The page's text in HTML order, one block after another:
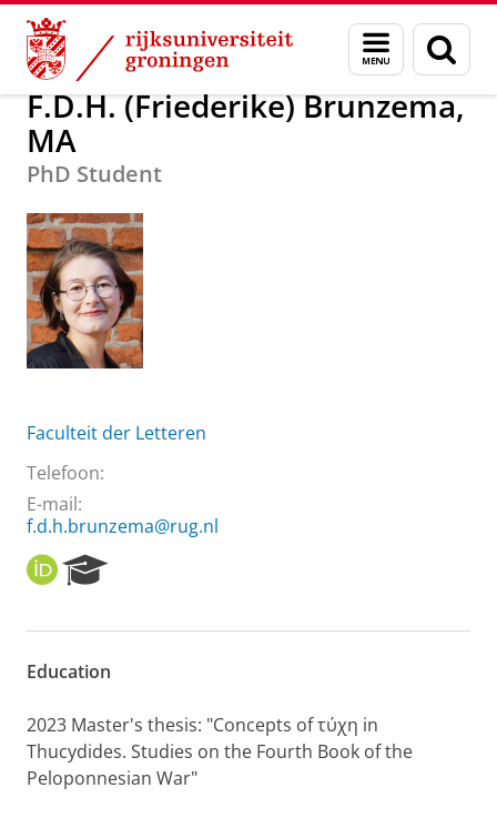
Skip
Content
Skip
Navigation
Menu
en
zoeken
Over ons F.D.H. (Friederike) Brunzema, MA
F.D.H. (Friederike) Brunzema,
MA
PhD Student
Faculteit der Letteren
Telefoon:
E-mail:
f.d.h.brunzema@rug.nl
O
R
I
e
r
h
P
o
r
Education
2023 Master's thesis: "Concepts of τύχη in
Thucydides. Studies on the Fourth Book of the
Peloponnesian War"